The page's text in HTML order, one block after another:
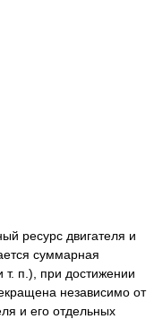
ресурс двигателя и
суммарная
т. п.), при достижении
независимо от
и его отдельных